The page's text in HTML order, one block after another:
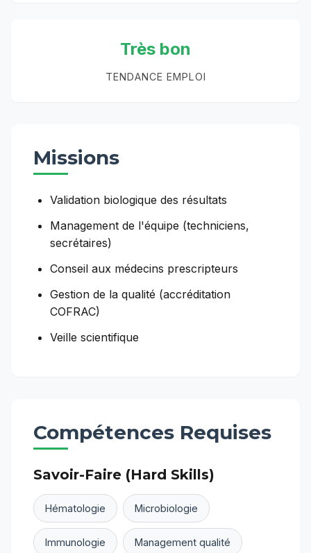
Très bon
TENDANCE EMPLOI
Missions
Validation biologique des résultats
Management de l'équipe (techniciens,
secrétaires)
Conseil aux médecins prescripteurs
Gestion de la qualité (accréditation
COFRAC)
Veille scientifique
Compétences Requises
Savoir-Faire (Hard Skills)
Hématologie Microbiologie
Immunologie Management qualité